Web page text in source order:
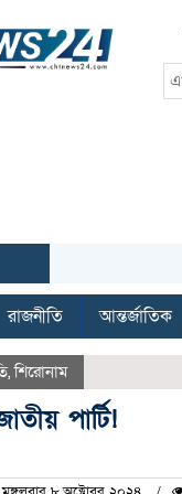
রাজনীতি আন্তর্জাতিক
,শিরোনাম
পার্টি!